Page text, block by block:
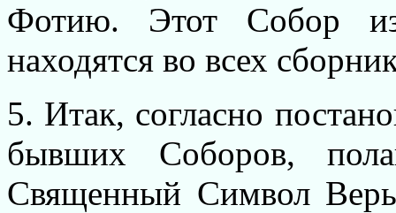
Фотию. Этот Собор
находятся во всех
5. Итак, согласно
бывших Соборов,
Священный Символ